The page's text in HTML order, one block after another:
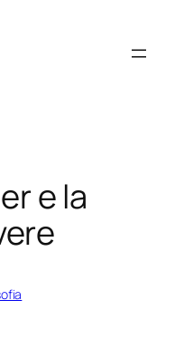
e la